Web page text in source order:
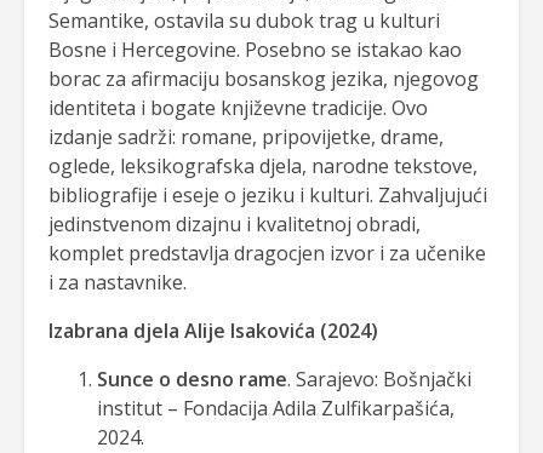
Semantike, ostavila su dubok trag u kulturi
Bosne i Hercegovine. Posebno se istakao kao
borac za afirmaciju bosanskog jezika, njegovog
identiteta i bogate književne tradicije. Ovo
izdanje sadrži: romane, pripovijetke, drame,
oglede, leksikografska djela, narodne tekstove,
bibliografije i eseje o jeziku i kulturi. Zahvaljujući
jedinstvenom dizajnu i kvalitetnoj obradi,
komplet predstavlja dragocjen izvor i za učenike
i za nastavnike.
Izabrana djela Alije Isakovića (2024)
Sunce o desno rame. Sarajevo: Bošnjački
institut – Fondacija Adila Zulfikarpašića,
2024.